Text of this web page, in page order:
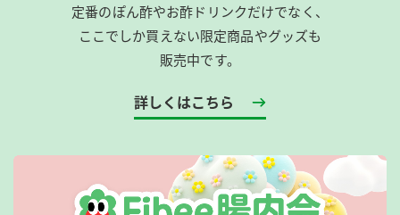
定番のぽん酢やお酢ドリンクだけでなく、
ここでしか買えない限定商品やグッズも
販売中です。
詳しくはこちら